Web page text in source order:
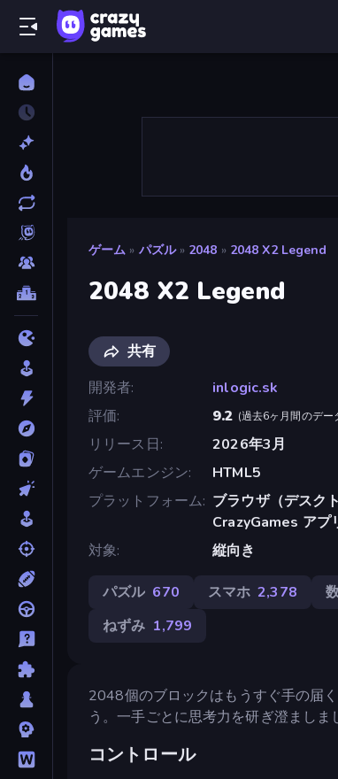
ゲーム » パズル » 2048 » 2048 X2 Legend
2048 X2 Legend
共有
開発者
inlogic.sk
評価
9.2 (過去6ヶ月間のデー
リリース日
2026年3月
ゲームエンジン
HTML5
プラットフォーム ブラウザ（デスク
CrazyGames アプ
対象
縦向き
パズル 670 スマホ 2,378
ねずみ 1,799
2048個のブロックはもうすぐ手の届
う。一手ごとに思考力を研ぎ澄ましま
コントロール